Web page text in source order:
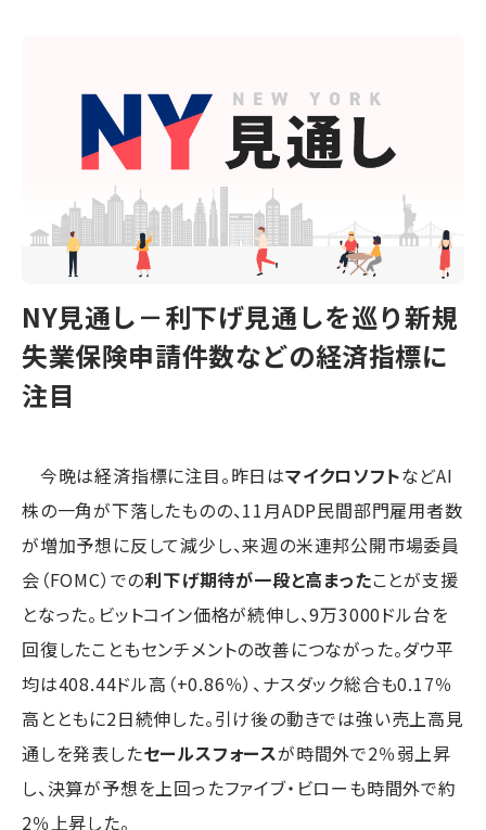
NY見通し－利下げ見通しを巡り新規
失業保険申請件数などの経済指標に
注目
今晩は経済指標に注目。昨日はマイクロソフトなどAI
株の一角が下落したものの、11月ADP民間部門雇用者数
が増加予想に反して減少し、来週の米連邦公開市場委員
会（FOMC）での利下げ期待が一段と高まったことが支援
となった。ビットコイン価格が続伸し、9万3000ドル台を
回復したこともセンチメントの改善につながった。ダウ平
均は408.44ドル高（+0.86％）、ナスダック総合も0.17％
高とともに2日続伸した。引け後の動きでは強い売上高見
通しを発表したセールスフォースが時間外で2％弱上昇
し、決算が予想を上回ったファイブ・ビローも時間外で約
2％上昇した。